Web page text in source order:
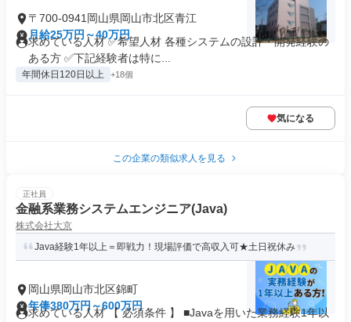
〒700-0941岡山県岡山市北区青江
月給25万円～40万円
求めている人材 ✅希望人材 各種システムの設計・開発経験の
ある方 ✅下記経験者は特に...
年間休日120日以上 +18個
気になる
この企業の類似求人を見る
正社員
金融系業務システムエンジニア(Java)
株式会社大京
Java経験1年以上＝即戦力！現場評価で高収入可★土日祝休み
岡山県岡山市北区錦町
年俸380万円～600万円
求めている人材 【 必須条件 】 ■Javaを用いた業務経験1年以